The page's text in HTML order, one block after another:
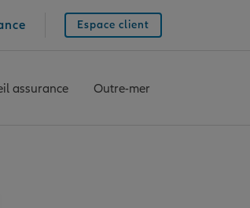
Espace client
assurance Outre-mer